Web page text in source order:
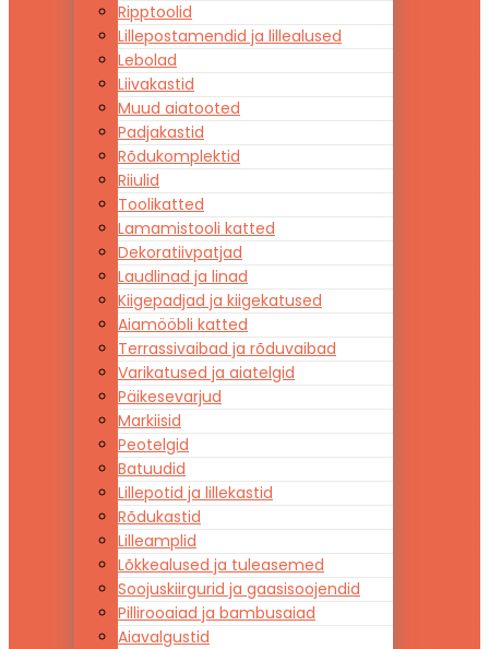
Ripptoolid
Lillepostamendid ja lillealused
Lebolad
Liivakastid
Muud aiatooted
Padjakastid
Rõdukomplektid
Riiulid
Toolikatted
Lamamistooli katted
Dekoratiivpatjad
Laudlinad ja linad
Kiigepadjad ja kiigekatused
Aiamööbli katted
Terrassivaibad ja rõduvaibad
Varikatused ja aiatelgid
Päikesevarjud
Markiisid
Peotelgid
Batuudid
Lillepotid ja lillekastid
Rõdukastid
Lilleamplid
Lõkkealused ja tuleasemed
Soojuskiirgurid ja gaasisoojendid
Pillirooaiad ja bambusaiad
Aiavalgustid